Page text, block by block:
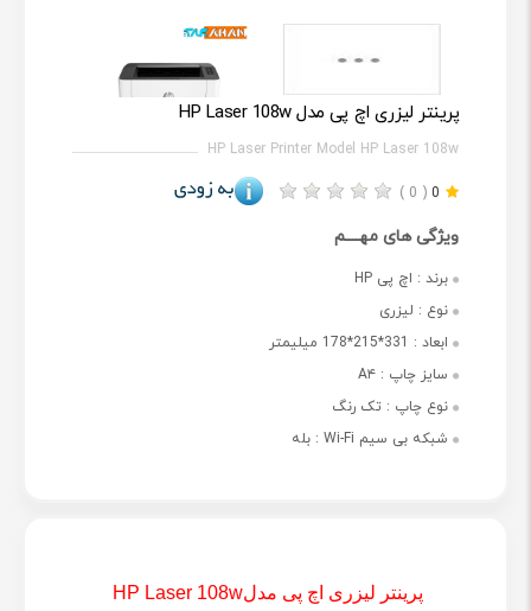
پرینتر لیزری اچ پی مدل HP Laser 108w
HP Laser Printer Model HP Laser 108w
0
( 0 )
ویژگی های مهــــم
برند : اچ پی HP
نوع : لیزری
ابعاد : 331*215*178 میلیمتر
سایز چاپ : A۴
نوع چاپ : تک رنگ
شبکه بی سیم Wi-Fi :
بله
پرینتر لیزری اچ پی مدلHP Laser 108w